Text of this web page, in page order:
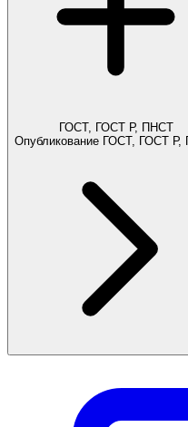
ГОСТ, ГОСТ Р, ПНСТ
Опубликование ГОСТ, ГОСТ